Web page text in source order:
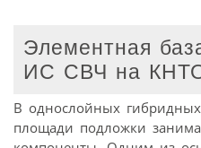
Элементная
ИС СВЧ на
В однослойных
площади подложки